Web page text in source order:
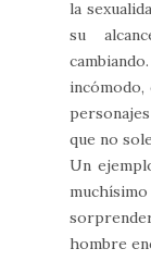
la
su
que no
Un
hombre